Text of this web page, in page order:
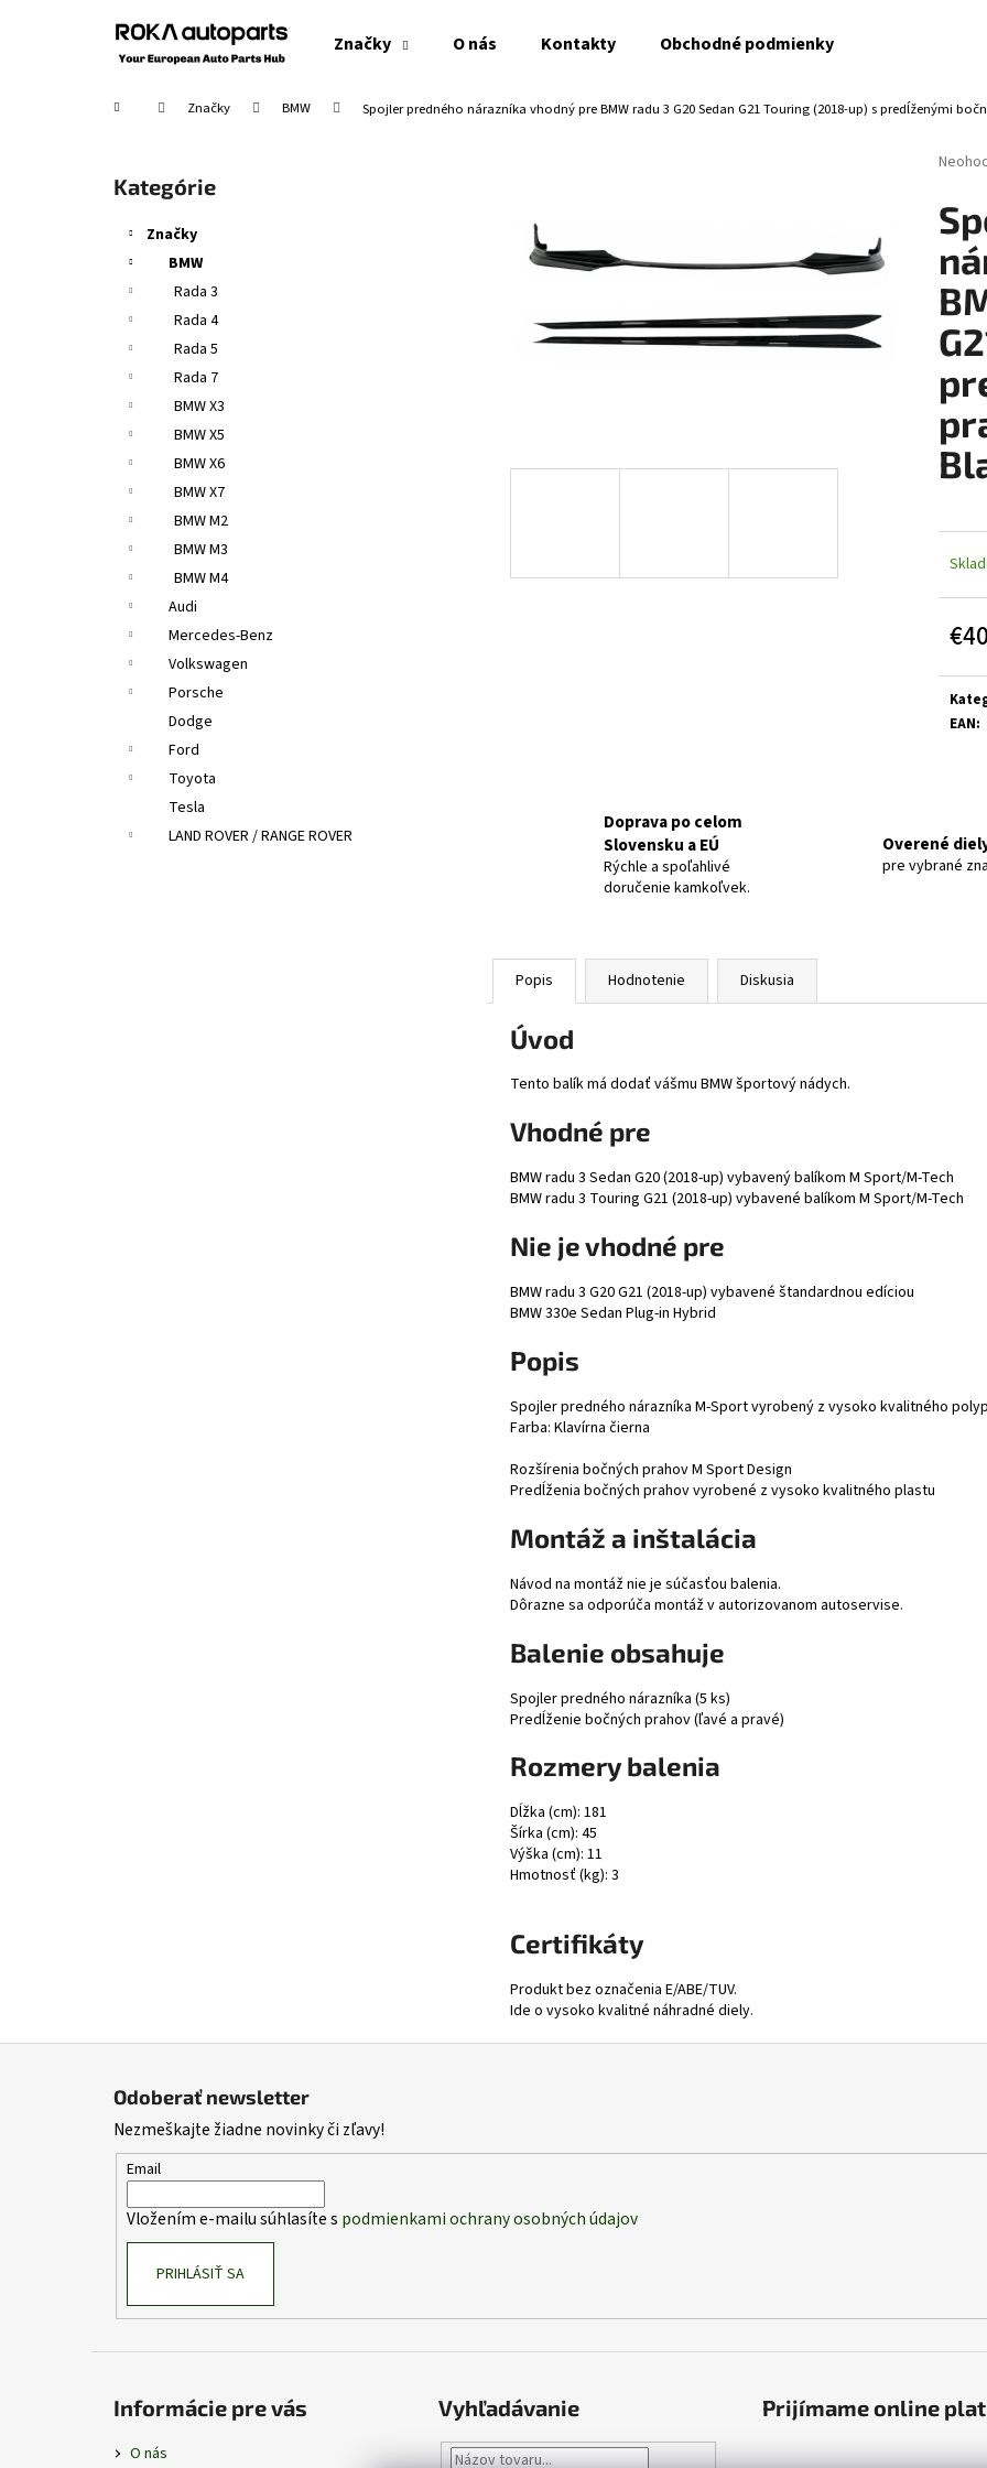
Značky O nás Kontakty Obchodné podmienky
Domov Značky BMW Spojler predného nárazníka vhodný pre BMW radu 3 G20 Sedan G21 Touring (2018-up) s predĺženými
Preskočiť
kategórie
Kategórie
Značky
BMW
Rada 3
Rada 4
Rada 5
Rada 7
BMW X3
BMW X5
BMW X6
BMW X7
BMW M2
BMW M3
BMW M4
Audi
Mercedes-Benz
Volkswagen
Porsche
Dodge
Ford
Toyota
Tesla
LAND ROVER / RANGE ROVER
produktu
je
5
cena:
EAN:
Doprava po celom
Slovensku a EÚ
Rýchle a spoľahlivé
doručenie kamkoľvek.
Overené
pre vybrané
Popis Hodnotenie Diskusia
Úvod
Tento balík má dodať vášmu BMW športový nádych.
Vhodné pre
BMW radu 3 Sedan G20 (2018-up) vybavený balíkom M Sport/M-Tech
BMW radu 3 Touring G21 (2018-up) vybavené balíkom M Sport/M-Tech
Nie je vhodné pre
BMW radu 3 G20 G21 (2018-up) vybavené štandardnou edíciou
BMW 330e Sedan Plug-in Hybrid
Popis
Spojler predného nárazníka M-Sport vyrobený z vysoko kvalitného
Farba: Klavírna čierna
Rozšírenia bočných prahov M Sport Design
Predĺženia bočných prahov vyrobené z vysoko kvalitného plastu
Montáž a inštalácia
Návod na montáž nie je súčasťou balenia.
Dôrazne sa odporúča montáž v autorizovanom autoservise.
Balenie obsahuje
Spojler predného nárazníka (5 ks)
Predĺženie bočných prahov (ľavé a pravé)
Rozmery balenia
Dĺžka (cm): 181
Šírka (cm): 45
Výška (cm): 11
Hmotnosť (kg): 3
Certifikáty
Produkt bez označenia E/ABE/TUV.
Ide o vysoko kvalitné náhradné diely.
Čo potrebujete nájsť?
Odoberať newsletter
Nezmeškajte žiadne novinky či zľavy!
Email
Vložením e-mailu súhlasíte s podmienkami ochrany osobných údajov
PRIHLÁSIŤ SA
Informácie pre vás
O nás
Vyhľadávanie Prijímame online